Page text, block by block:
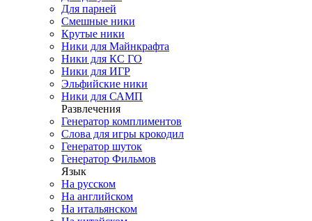
Для парней
Смешные ники
Крутые ники
Ники для Майнкрафта
Ники для КС ГО
Ники для ИГР
Эльфийские ники
Ники для САМП
Развлечения
Генератор комплиментов
Слова для игры крокодил
Генератор шуток
Генератор Фильмов
Язык
На русском
На английском
На итальянском